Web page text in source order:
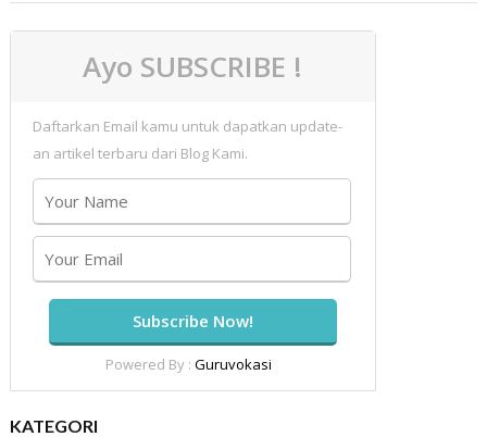
Ayo SUBSCRIBE !
Daftarkan Email kamu untuk dapatkan update-
an artikel terbaru dari Blog Kami.
Powered By :Guruvokasi
KATEGORI